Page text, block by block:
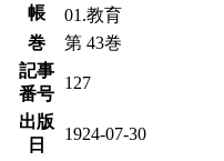
帳
01.教育
巻
第 43巻
記事
番号
127
出版
日
1924-07-30